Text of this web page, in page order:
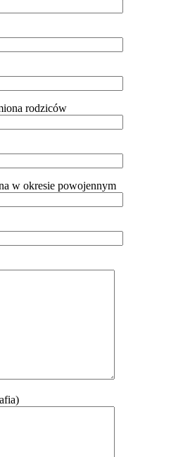
rodziców
w okresie powojennym